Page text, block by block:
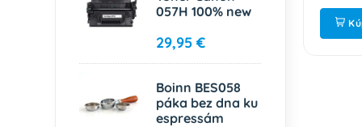
057H 100% new
29,95 €
Boinn BES058
páka bez dna ku
espressám